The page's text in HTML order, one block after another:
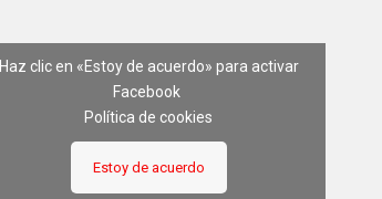
Haz clic en «Estoy de acuerdo» para activar
Facebook
Política de cookies
Estoy de acuerdo